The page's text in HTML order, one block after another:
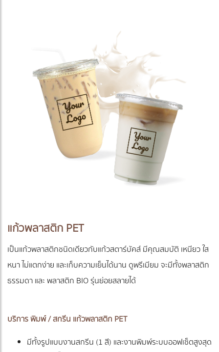
แก้วพลาสติก PET
เป็นแก้วพลาสติกชนิดเดียวกับแก้วสตาร์บัคส์ มีคุณสมบัติ เหนียว ใส
หนา ไม่แตกง่าย และเก็บความเย็นได้นาน ดูพรีเมียม จะมีทั้งพลาสติก
ธรรมดา และ พลาสติก BIO รุ่นย่อยสลายได้
บริการ พิมพ์ / สกรีน แก้วพลาสติก PET
มีทั้งรูปแบบงานสกรีน (1 สี) และงานพิมพ์ระบบออฟเซ็ตสูงสุด